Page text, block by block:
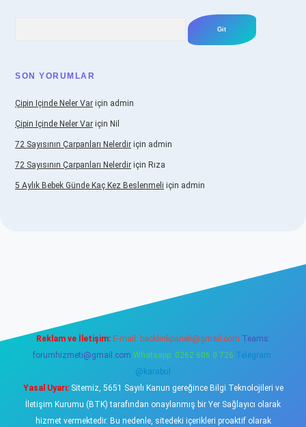
SON YORUMLAR
Çipin Içinde Neler Var için admin
Çipin Içinde Neler Var için Nil
72 Sayısının Çarpanları Nelerdir için admin
72 Sayısının Çarpanları Nelerdir için Rıza
5 Aylık Bebek Günde Kaç Kez Beslenmeli için admin
Reklam ve İletişim: E-mail: backlinkpaneli@gmail.com Teams:
forumhizmeti@gmail.com Whatsapp: 0262 606 0 726 Telegram:
@karabul
Yasal Uyarı:Sitemiz, 5651 Sayılı Kanun gereğince Bilgi Teknolojileri ve
İletişim Kurumu (BTK) tarafından onaylanmış bir Yer Sağlayıcı olarak
hizmet vermektedir. Bu nedenle, sitedeki içerikleri proaktif olarak